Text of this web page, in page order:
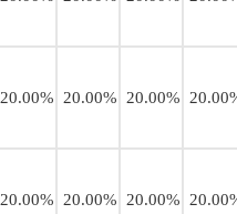
20.00% 20.00% 20.00%
20.00% 20.00% 20.00%